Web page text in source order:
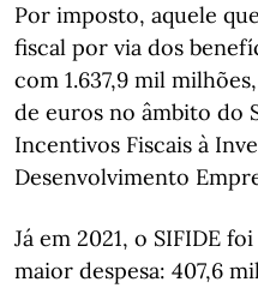
Por imposto, aquele
fiscal por via dos
com 1.637,9 mil
de euros no âmbito do
Incentivos Fiscais à
Desenvolvimento
Já em 2021, o SIFIDE
maior despesa: 407,6